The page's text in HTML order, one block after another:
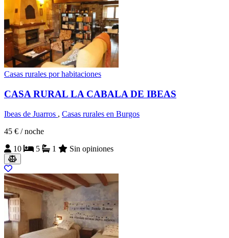
Casas rurales por habitaciones
CASA RURAL LA CABALA DE IBEAS
Ibeas de Juarros , Casas rurales en Burgos
45 € / noche
10
5 1 Sin opiniones